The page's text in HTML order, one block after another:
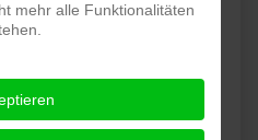
der Sicherheit und zum
Inhalte, wie zum
dass die Adresszeile des
mehr alle Funktionalitäten